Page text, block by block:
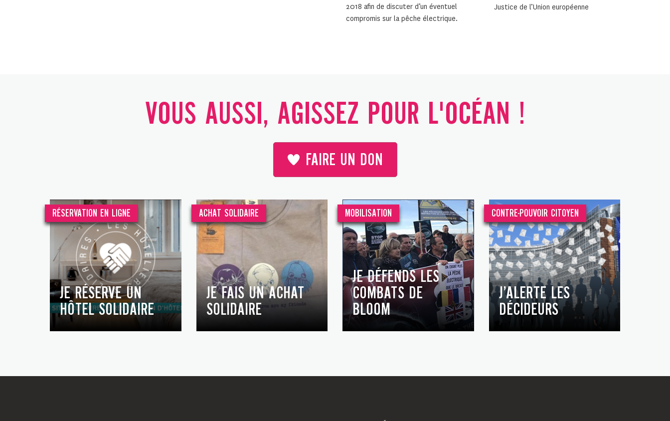
2018 afin de discuter d’un éventuel
compromis sur la pêche électrique.
Justice de l’Union européenne
VOUS AUSSI, AGISSEZ POUR L'OCÉAN !
FAIRE UN DON
RÉSERVATION EN LIGNE
JE RÉSERVE UN
HÔTEL SOLIDAIRE
ACHAT SOLIDAIRE
JE FAIS UN ACHAT
SOLIDAIRE
MOBILISATION
JE DÉFENDS LES
COMBATS DE
BLOOM
CONTRE-POUVOIR CITOYEN
J’ALERTE LES
DÉCIDEURS